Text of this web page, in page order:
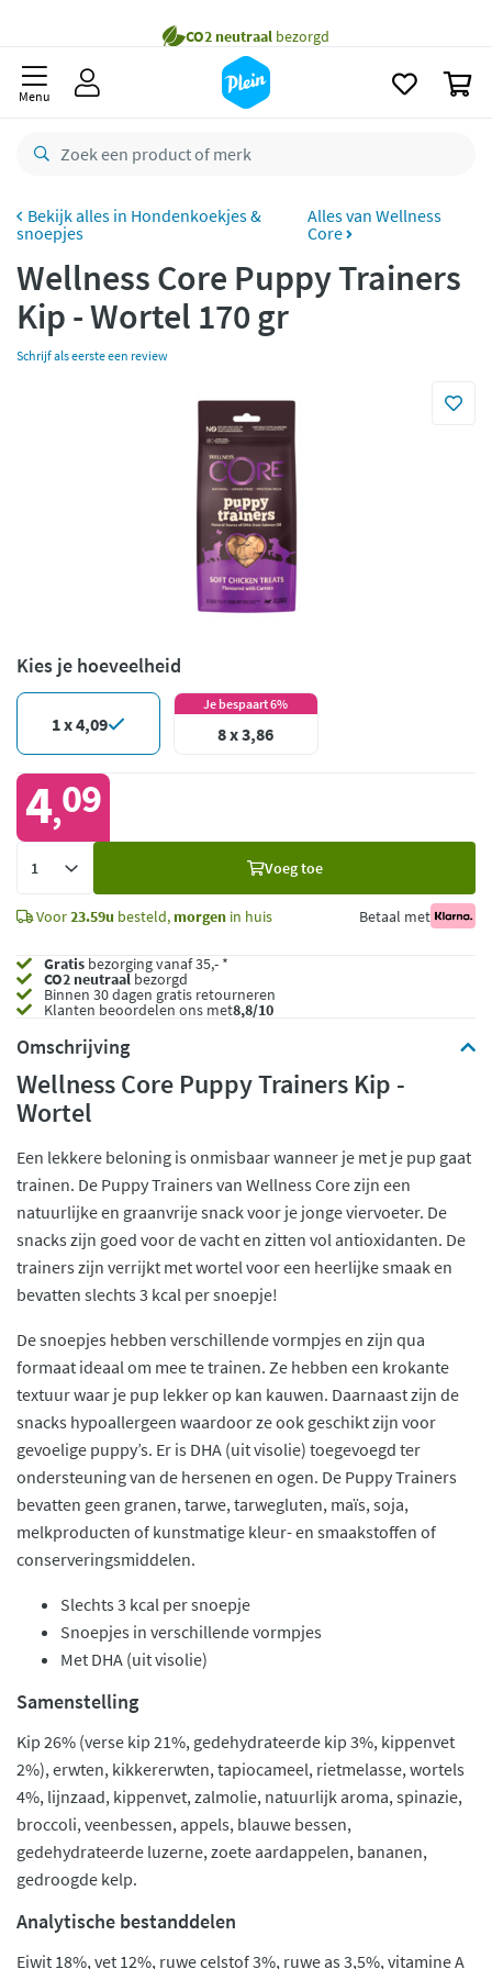
Bestelling uiterlijkzaterdag
Gratisretourneren
CO2 neutraal
Menu
Hondenkoekjes &
snoepjes
Alles van Wellness
Core
Wellness Core Puppy Trainers
Kip - Wortel 170 gr
Schrijf als eerste een review
Kies je hoeveelheid
1 x 4,09
Je bespaart 6%
8 x 3,86
4,09
Voeg toe
Voor23.59u besteld, morgen in huis Betaal met
Gratis bezorging vanaf 35,- *
CO2 neutraalbezorgd
Binnen 30 dagen gratis retourneren
Klanten beoordelen ons met8,8/10
Omschrijving
Wellness Core Puppy Trainers Kip -
Wortel
Een lekkere beloning is onmisbaar wanneer je met je pup gaat
trainen. De Puppy Trainers van Wellness Core zijn een
natuurlijke en graanvrije snack voor je jonge viervoeter. De
snacks zijn goed voor de vacht en zitten vol antioxidanten. De
trainers zijn verrijkt met wortel voor een heerlijke smaak en
bevatten slechts 3 kcal per snoepje!
De snoepjes hebben verschillende vormpjes en zijn qua
formaat ideaal om mee te trainen. Ze hebben een krokante
textuur waar je pup lekker op kan kauwen. Daarnaast zijn de
snacks hypoallergeen waardoor ze ook geschikt zijn voor
gevoelige puppy’s. Er is DHA (uit visolie) toegevoegd ter
ondersteuning van de hersenen en ogen. De Puppy Trainers
bevatten geen granen, tarwe, tarwegluten, maïs, soja,
melkproducten of kunstmatige kleur- en smaakstoffen of
conserveringsmiddelen.
Slechts 3 kcal per snoepje
Snoepjes in verschillende vormpjes
Met DHA (uit visolie)
Samenstelling
Kip 26% (verse kip 21%, gedehydrateerde kip 3%, kippenvet
2%), erwten, kikkererwten, tapiocameel, rietmelasse, wortels
4%, lijnzaad, kippenvet, zalmolie, natuurlijk aroma, spinazie,
broccoli, veenbessen, appels, blauwe bessen,
gedehydrateerde luzerne, zoete aardappelen, bananen,
gedroogde kelp.
Analytische bestanddelen
Eiwit 18%, vet 12%, ruwe celstof 3%, ruwe as 3,5%, vitamine A